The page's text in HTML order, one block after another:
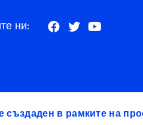
ни:
създаден в рамките на